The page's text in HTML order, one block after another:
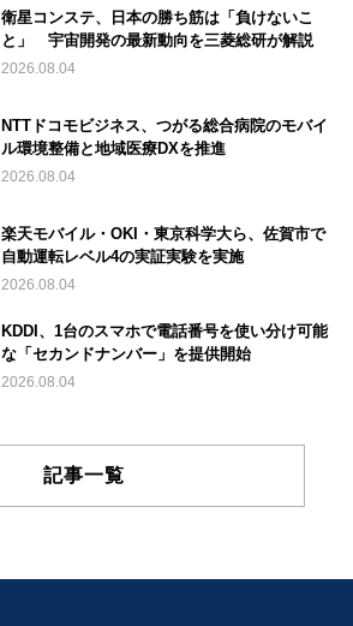
衛星コンステ、日本の勝ち筋は「負けないこ
と」 宇宙開発の最新動向を三菱総研が解説
2026.08.04
NTTドコモビジネス、つがる総合病院のモバイ
ル環境整備と地域医療DXを推進
2026.08.04
楽天モバイル・OKI・東京科学大ら、佐賀市で
自動運転レベル4の実証実験を実施
2026.08.04
KDDI、1台のスマホで電話番号を使い分け可能
な「セカンドナンバー」を提供開始
2026.08.04
記事一覧